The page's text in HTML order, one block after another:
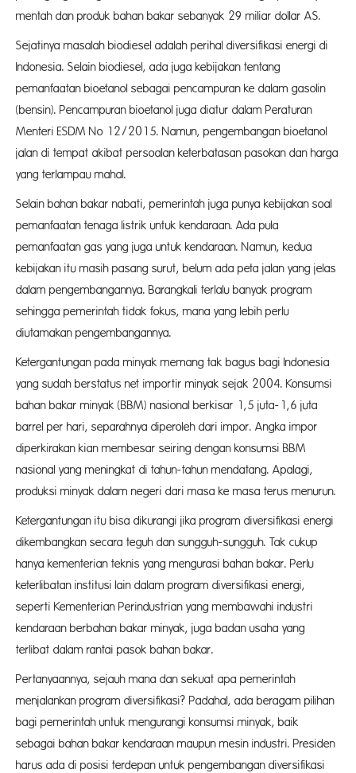
mentah dan produk bahan bakar sebanyak 29 miliar dollar AS.
Sejatinya masalah biodiesel adalah perihal diversifikasi energi di
Indonesia. Selain biodiesel, ada juga kebijakan tentang
pemanfaatan bioetanol sebagai pencampuran ke dalam gasolin
(bensin). Pencampuran bioetanol juga diatur dalam Peraturan
Menteri ESDM No 12/2015. Namun, pengembangan bioetanol
jalan di tempat akibat persoalan keterbatasan pasokan dan harga
yang terlampau mahal.
Selain bahan bakar nabati, pemerintah juga punya kebijakan soal
pemanfaatan tenaga listrik untuk kendaraan. Ada pula
pemanfaatan gas yang juga untuk kendaraan. Namun, kedua
kebijakan itu masih pasang surut, belum ada peta jalan yang jelas
dalam pengembangannya. Barangkali terlalu banyak program
sehingga pemerintah tidak fokus, mana yang lebih perlu
diutamakan pengembangannya.
Ketergantungan pada minyak memang tak bagus bagi Indonesia
yang sudah berstatus net importir minyak sejak 2004. Konsumsi
bahan bakar minyak (BBM) nasional berkisar 1,5 juta-1,6 juta
barrel per hari, separahnya diperoleh dari impor. Angka impor
diperkirakan kian membesar seiring dengan konsumsi BBM
nasional yang meningkat di tahun-tahun mendatang. Apalagi,
produksi minyak dalam negeri dari masa ke masa terus menurun.
Ketergantungan itu bisa dikurangi jika program diversifikasi energi
dikembangkan secara teguh dan sungguh-sungguh. Tak cukup
hanya kementerian teknis yang mengurasi bahan bakar. Perlu
keterlibatan institusi lain dalam program diversifikasi energi,
seperti Kementerian Perindustrian yang membawahi industri
kendaraan berbahan bakar minyak, juga badan usaha yang
terlibat dalam rantai pasok bahan bakar.
Pertanyaannya, sejauh mana dan sekuat apa pemerintah
menjalankan program diversifikasi? Padahal, ada beragam pilihan
bagi pemerintah untuk mengurangi konsumsi minyak, baik
sebagai bahan bakar kendaraan maupun mesin industri. Presiden
harus ada di posisi terdepan untuk pengembangan diversifikasi